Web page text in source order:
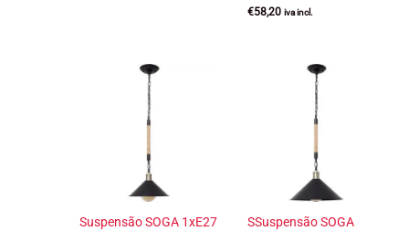
€58,20 iva incl.
Suspensão SOGA 1xE27
SSuspensão SOGA